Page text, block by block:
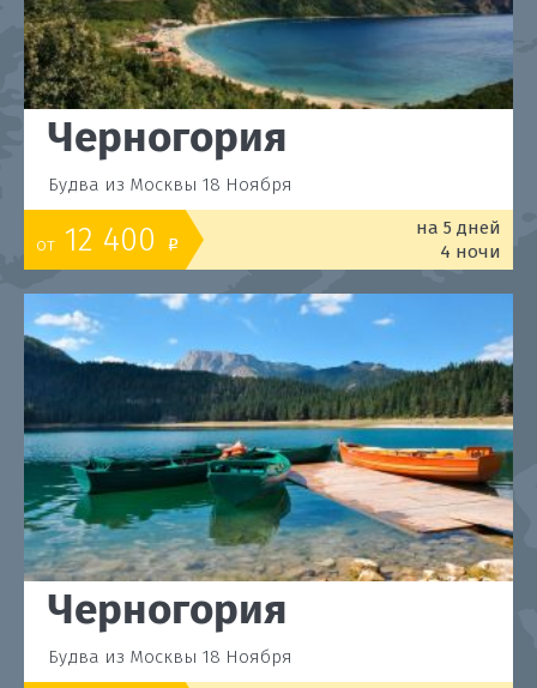
Черногория
Будва из Москвы 18 Ноября
от 12 400 o
на 5 дней
4 ночи
Черногория
Будва из Москвы 18 Ноября